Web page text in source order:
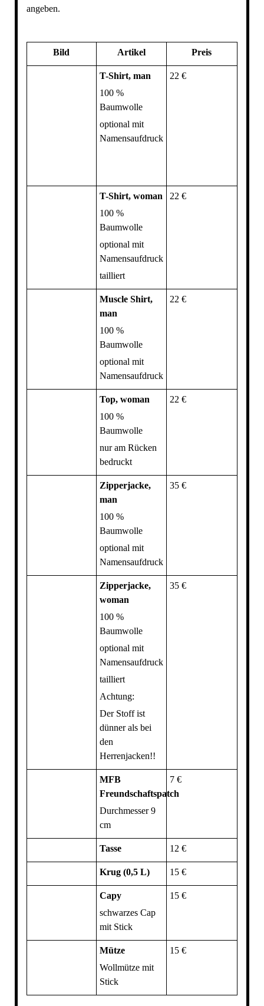
angeben.
Bild Artikel Preis
T-Shirt, man
100 %
Baumwolle
optional mit
Namensaufdruck
22 €
T-Shirt, woman
100 %
Baumwolle
optional mit
Namensaufdruck
tailliert
22 €
Muscle Shirt,
man
100 %
Baumwolle
optional mit
Namensaufdruck
22 €
Top, woman
100 %
Baumwolle
nur am Rücken
bedruckt
22 €
Zipperjacke,
man
100 %
Baumwolle
optional mit
Namensaufdruck
35 €
Zipperjacke,
woman
100 %
Baumwolle
optional mit
Namensaufdruck
tailliert
Achtung:
Der Stoff ist
dünner als bei
den
Herrenjacken!!
35 €
MFB
Freundschaftspatch
Durchmesser 9
cm
7 €
Tasse 12 €
Krug (0,5 L) 15 €
Capy
schwarzes Cap
mit Stick
15 €
Mütze
Wollmütze mit
Stick
15 €